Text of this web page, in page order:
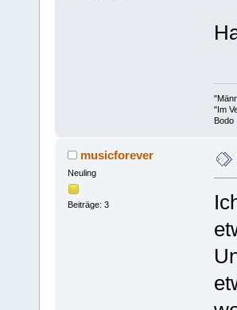
"Im
Bodo
musicforever
Neuling
Beiträge: 3